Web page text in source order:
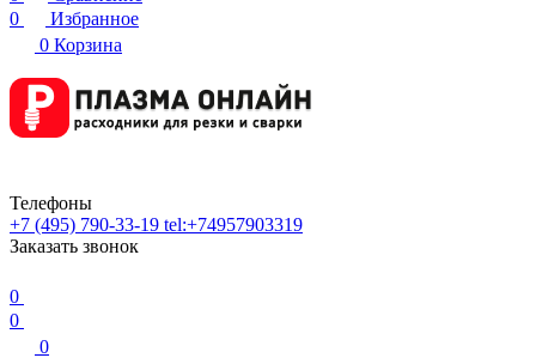
0
Избранное
0 Корзина
Телефоны
+7 (495) 790-33-19 tel:+74957903319
Заказать звонок
0
0
0